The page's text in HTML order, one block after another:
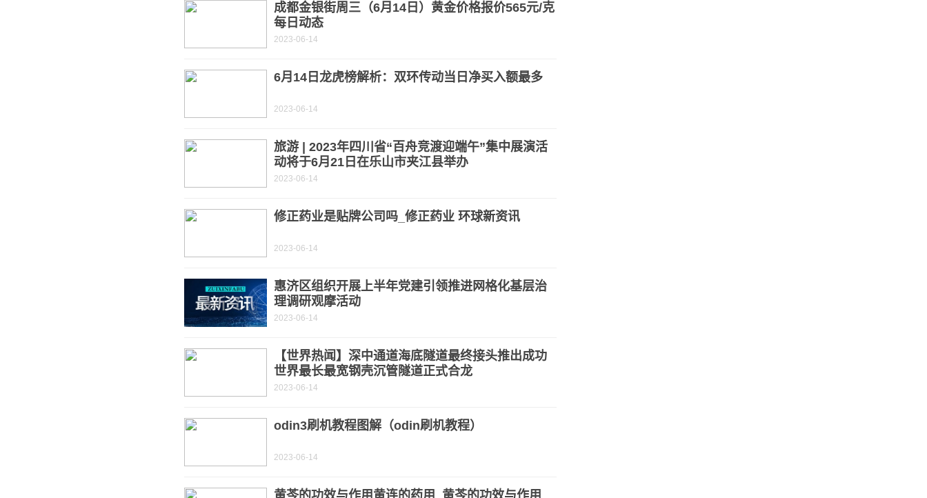
成都金银街周三（6月14日）黄金价格报价565元/克
每日动态
2023-06-14
6月14日龙虎榜解析：双环传动当日净买入额最多
2023-06-14
旅游 | 2023年四川省“百舟竞渡迎端午”集中展演活
动将于6月21日在乐山市夹江县举办
2023-06-14
修正药业是贴牌公司吗_修正药业 环球新资讯
2023-06-14
惠济区组织开展上半年党建引领推进网格化基层治
理调研观摩活动
2023-06-14
【世界热闻】深中通道海底隧道最终接头推出成功
世界最长最宽钢壳沉管隧道正式合龙
2023-06-14
odin3刷机教程图解（odin刷机教程）
2023-06-14